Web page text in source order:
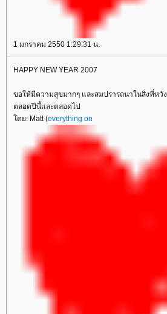
1 มกราคม 2550 1:29:31 น.
HAPPY NEW YEAR 2007
ขอให้มีความสุขมากๆ และสมปรารถนาในสิ่งที่หวัง
ตลอดปีนี้และตลอดไป
ดย: Matt (everything on